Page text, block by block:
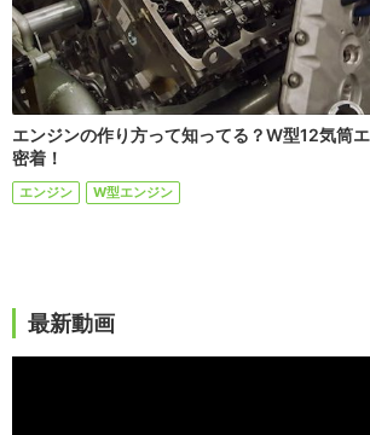
エンジンの作り方って知ってる？W型12気筒
密着！
エンジン W型エンジン
最新動画